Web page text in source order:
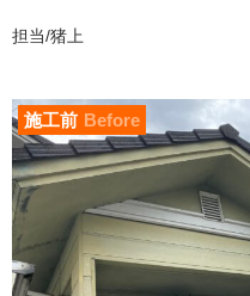
担当/猪上
施工前 Before